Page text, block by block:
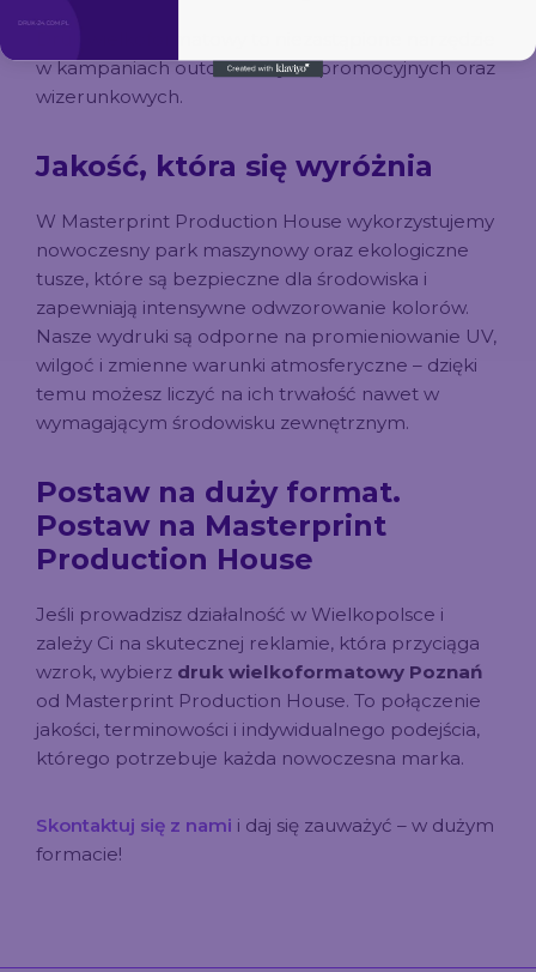
w kampaniach outdoorowych, promocyjnych oraz
wizerunkowych.
Jakość, która się wyróżnia
W Masterprint Production House wykorzystujemy
nowoczesny park maszynowy oraz ekologiczne
tusze, które są bezpieczne dla środowiska i
zapewniają intensywne odwzorowanie kolorów.
Nasze wydruki są odporne na promieniowanie UV,
wilgoć i zmienne warunki atmosferyczne – dzięki
temu możesz liczyć na ich trwałość nawet w
wymagającym środowisku zewnętrznym.
Postaw na duży format.
Postaw na Masterprint
Production House
Jeśli prowadzisz działalność w Wielkopolsce i
zależy Ci na skutecznej reklamie, która przyciąga
wzrok, wybierz druk wielkoformatowy Poznań
od Masterprint Production House. To połączenie
jakości, terminowości i indywidualnego podejścia,
którego potrzebuje każda nowoczesna marka.
Skontaktuj się z nami i daj się zauważyć – w dużym
formacie!